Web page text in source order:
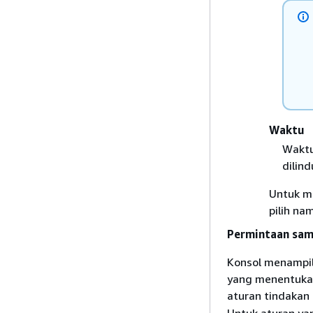
Waktu
Untuk
pilih
Permintaan
Konsol
yang
aturan